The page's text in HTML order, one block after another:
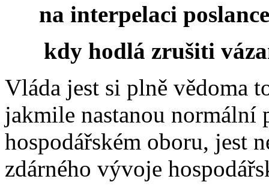
na interpelaci
kdy hodlá zrušiti
Vláda jest si plně vědoma
jakmile nastanou normální
hospodářském oboru, jest
zdárného vývoje